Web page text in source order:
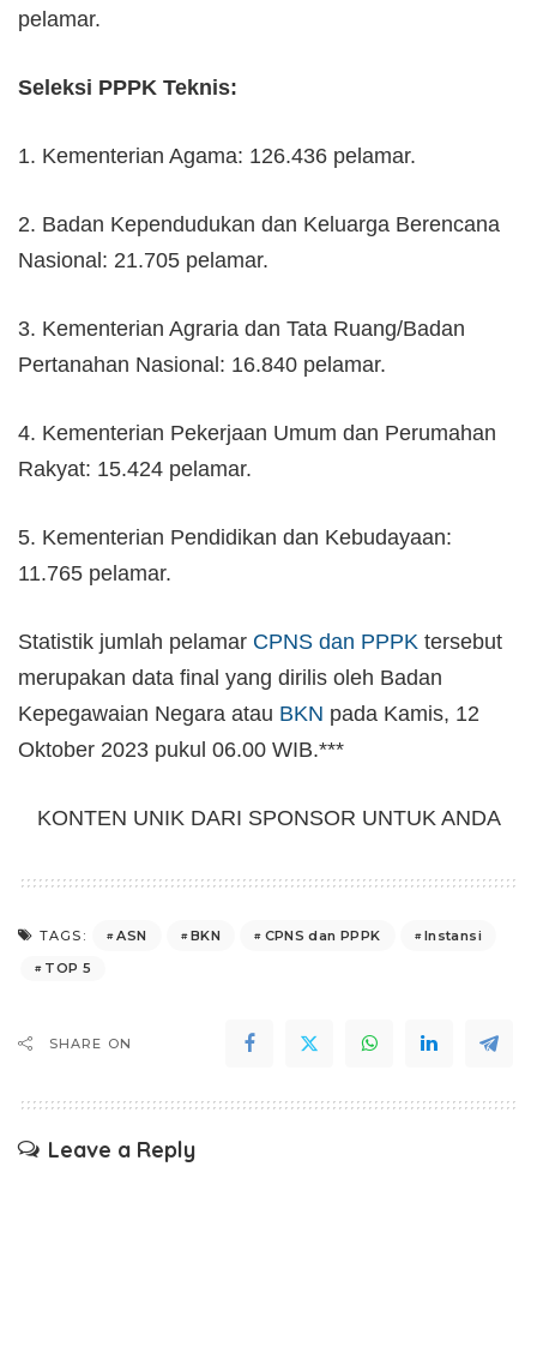
pelamar.
Seleksi PPPK Teknis:
1. Kementerian Agama: 126.436 pelamar.
2. Badan Kependudukan dan Keluarga Berencana
Nasional: 21.705 pelamar.
3. Kementerian Agraria dan Tata Ruang/Badan
Pertanahan Nasional: 16.840 pelamar.
4. Kementerian Pekerjaan Umum dan Perumahan
Rakyat: 15.424 pelamar.
5. Kementerian Pendidikan dan Kebudayaan:
11.765 pelamar.
Statistik jumlah pelamar CPNS dan PPPK tersebut
merupakan data final yang dirilis oleh Badan
Kepegawaian Negara atau BKN pada Kamis, 12
Oktober 2023 pukul 06.00 WIB.***
KONTEN UNIK DARI SPONSOR UNTUK ANDA
TAGS: ASN BKN CPNS dan PPPK
Instansi
TOP 5
SHARE ON
Leave a Reply